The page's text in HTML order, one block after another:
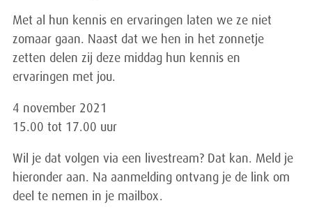
Met al hun kennis en ervaringen laten we ze niet
zomaar gaan. Naast dat we hen in het zonnetje
zetten delen zij deze middag hun kennis en
ervaringen met jou.
4 november 2021
15.00 tot 17.00 uur
Wil je dat volgen via een livestream? Dat kan. Meld je
hieronder aan. Na aanmelding ontvang je de link om
deel te nemen in je mailbox.